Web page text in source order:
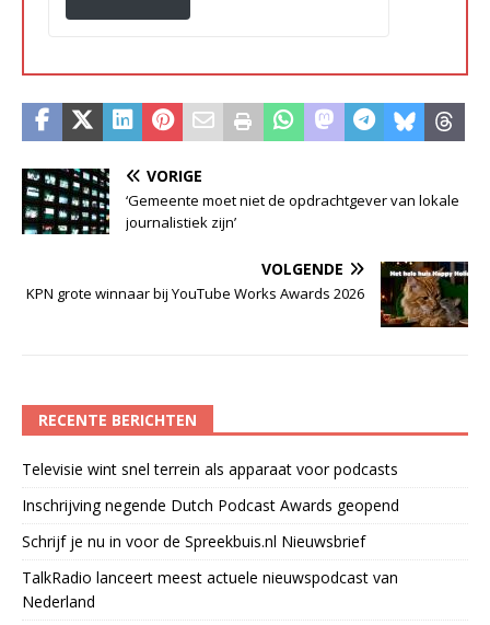
VORIGE
‘Gemeente moet niet de opdrachtgever van lokale
journalistiek zijn’
VOLGENDE
KPN grote winnaar bij YouTube Works Awards 2026
RECENTE BERICHTEN
Televisie wint snel terrein als apparaat voor podcasts
Inschrijving negende Dutch Podcast Awards geopend
Schrijf je nu in voor de Spreekbuis.nl Nieuwsbrief
TalkRadio lanceert meest actuele nieuwspodcast van
Nederland